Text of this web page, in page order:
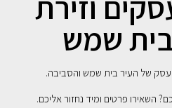
שמש
עסק של העיר בית שמש והסביבה.
השאירו פרטים ומיד נחזור אליכם.